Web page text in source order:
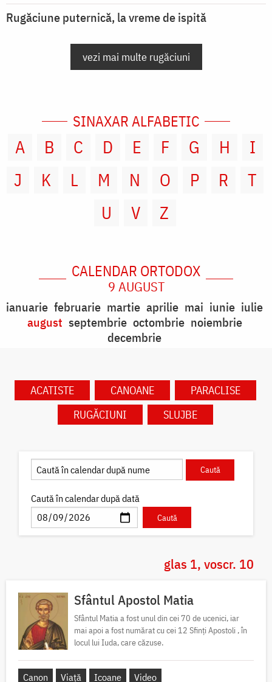
Rugăciune puternică, la vreme de ispită
vezi mai multe rugăciuni
SINAXAR ALFABETIC
A B C D E F G H
I
J
K L M N O P R
T
U
V Z
CALENDAR ORTODOX
9 AUGUST
ianuarie februarie martie aprilie mai iunie iulie
august septembrie octombrie noiembrie
decembrie
ACATISTE CANOANE
PARACLISE
RUGĂCIUNI
SLUJBE
Caută în calendar după dată
glas 1, voscr. 10
Sfântul Apostol Matia
Sfântul Matia a fost unul din cei 70 de ucenici, iar
mai apoi a fost numărat cu cei 12 Sfinți Apostoli , în
locul lui Iuda, care căzuse.
Canon Viață Icoane Video